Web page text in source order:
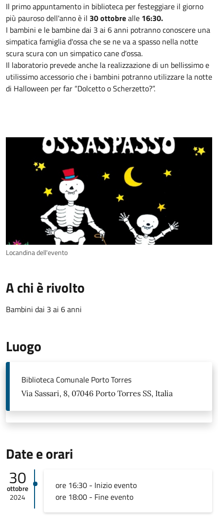
Il primo appuntamento in biblioteca per festeggiare il giorno
più pauroso dell'anno è il 30 ottobrealle 16:30.
I bambini e le bambine dai 3 ai 6 anni potranno conoscere una
simpatica famiglia d'ossa che se ne va a spasso nella notte
scura scura con un simpatico cane d'ossa.
Il laboratorio prevede anche la realizzazione di un bellissimo e
utilissimo accessorio che i bambini potranno utilizzare la notte
di Halloween per far “Dolcetto o Scherzetto?”.
Locandina dell'evento
A chi è rivolto
Bambini dai 3 ai 6 anni
Luogo
Biblioteca Comunale Porto Torres
Via Sassari, 8, 07046 Porto Torres SS, Italia
Date e orari
30
ottobre
2024
ore 16:30 - Inizio evento
ore 18:00 - Fine evento